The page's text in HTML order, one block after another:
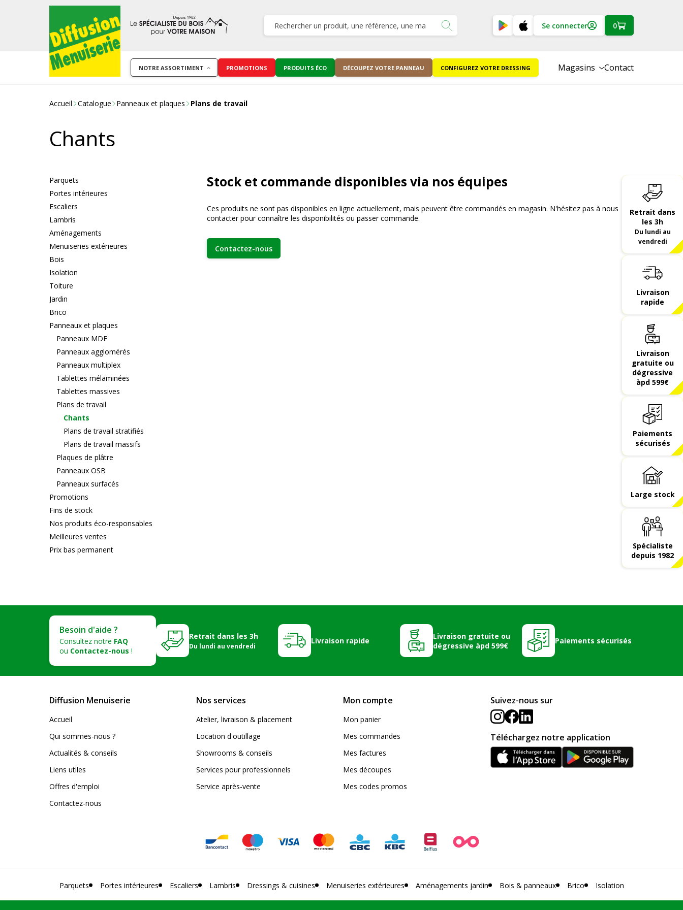
Se connecter 0
NOTRE ASSORTIMENT PROMOTIONS PRODUITS ÉCO DÉCOUPEZ VOTRE PANNEAU CONFIGUREZ VOTRE DRESSING Magasins Contact
Accueil Catalogue Panneaux et plaques Plans de travail
Chants
Retrait dans
les 3h
Du lundi au
vendredi
Livraison
rapide
Livraison
gratuite ou
dégressive
àpd 599€
Paiements
sécurisés
Large stock
Spécialiste
depuis 1982
Parquets
Portes intérieures
Escaliers
Lambris
Aménagements
Menuiseries extérieures
Bois
Isolation
Toiture
Jardin
Brico
Panneaux et plaques
Panneaux MDF
Panneaux agglomérés
Panneaux multiplex
Tablettes mélaminées
Tablettes massives
Plans de travail
Chants
Plans de travail stratifiés
Plans de travail massifs
Plaques de plâtre
Panneaux OSB
Panneaux surfacés
Promotions
Fins de stock
Nos produits éco-responsables
Meilleures ventes
Prix bas permanent
Stock et commande disponibles via nos équipes
Ces produits ne sont pas disponibles en ligne actuellement, mais peuvent être commandés en magasin. N'hésitez pas à nous
contacter pour connaître les disponibilités ou passer commande.
Contactez-nous
Besoin d'aide ?
Consultez notre FAQ
ou Contactez-nous !
Retrait dans les 3h
Du lundi au vendredi
Livraison rapide
Livraison gratuite ou
dégressive àpd 599€
Paiements sécurisés
Diffusion Menuiserie
Accueil
Qui sommes-nous ?
Actualités & conseils
Liens utiles
Offres d'emploi
Contactez-nous
Nos services
Atelier, livraison & placement
Location d'outillage
Showrooms & conseils
Services pour professionnels
Service après-vente
Mon compte
Mon panier
Mes commandes
Mes factures
Mes découpes
Mes codes promos
Suivez-nous sur
Téléchargez notre application
Parquets Portes intérieures Escaliers Lambris Dressings & cuisines Menuiseries extérieures Aménagements jardin Bois & panneaux Brico Isolation